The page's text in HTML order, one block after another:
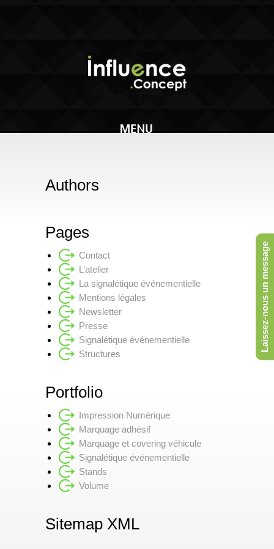
Authors
Pages
Contact
L’atelier
La signalétique événementielle
Mentions légales
Newsletter
Presse
Signalétique événementielle
Structures
Portfolio
Impression Numérique
Marquage adhésif
Marquage et covering véhicule
Signalétique événementielle
Stands
Volume
Sitemap XML
Laissez-nous un message